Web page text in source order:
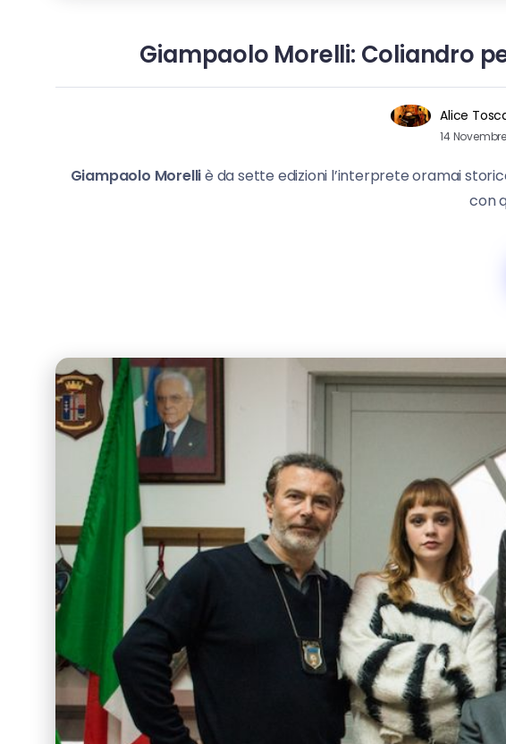
Giampaolo Morelli: Coliandro
Alice
14
Giampaolo Morelliè da sette edizioni l’interprete oramai
con